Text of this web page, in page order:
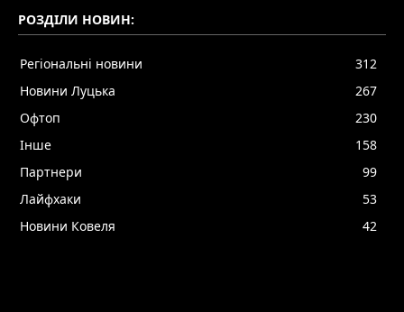
РОЗДІЛИ НОВИН:
Регіональні новини
312
Новини Луцька
267
Офтоп
230
Інше
158
Партнери
99
Лайфхаки
53
Новини Ковеля
42